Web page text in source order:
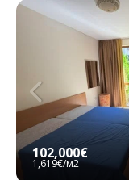
102,000€
1,619€/м2